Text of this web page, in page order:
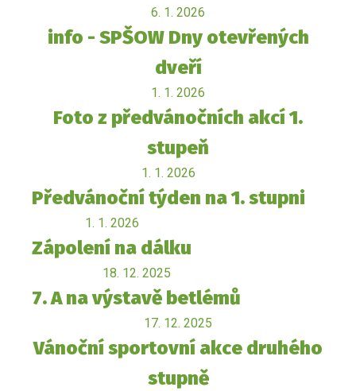
6. 1. 2026
info - SPŠOW Dny otevřených
dveří
1. 1. 2026
Foto z předvánočních akcí 1.
stupeň
1. 1. 2026
Předvánoční týden na 1. stupni
1. 1. 2026
Zápolení na dálku
18. 12. 2025
7. A na výstavě betlémů
17. 12. 2025
Vánoční sportovní akce druhého
stupně